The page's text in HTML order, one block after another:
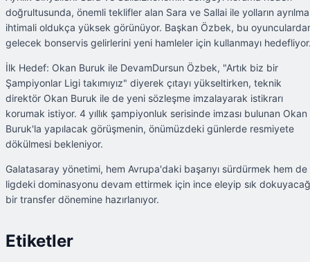
doğrultusunda, önemli teklifler alan Sara ve Sallai ile yolların ayrılma
ihtimali oldukça yüksek görünüyor. Başkan Özbek, bu
gelecek bonservis gelirlerini yeni hamleler için kullanmayı
İlk Hedef: Okan Buruk ile DevamDursun Özbek, "Artık biz bir
Şampiyonlar Ligi takımıyız" diyerek çıtayı yükseltirken, teknik
direktör Okan Buruk ile de yeni sözleşme imzalayarak istikrarı
korumak istiyor. 4 yıllık şampiyonluk serisinde imzası bulunan Okan
Buruk'la yapılacak görüşmenin, önümüzdeki günlerde resmiyete
dökülmesi bekleniyor.
Galatasaray yönetimi, hem Avrupa'daki başarıyı sürdürmek hem de
ligdeki dominasyonu devam ettirmek için ince eleyip sık
bir transfer dönemine hazırlanıyor.
Etiketler